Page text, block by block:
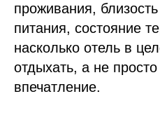
проживания,
питания, состояние
насколько отель в
отдыхать, а не
впечатление.